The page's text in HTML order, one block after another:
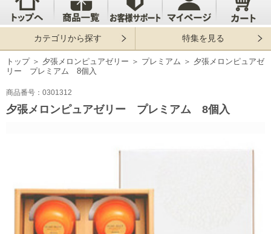
カテゴリから探す 特集を見る
トップ ＞ 夕張メロンピュアゼリー ＞ プレミアム ＞ 夕張メロンピュアゼ
リー プレミアム 8個入
商品番号：0301312
夕張メロンピュアゼリー プレミアム 8個入